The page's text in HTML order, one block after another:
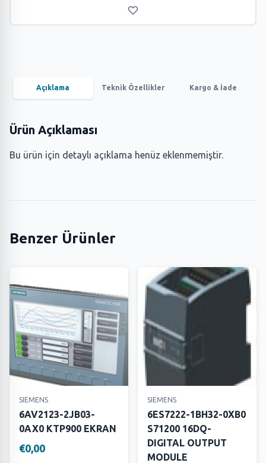
Açıklama Teknik Özellikler Kargo & İade
Ürün Açıklaması
Bu ürün için detaylı açıklama henüz eklenmemiştir.
Benzer Ürünler
SIEMENS
6AV2123-2JB03-
0AX0 KTP900 EKRAN
€0,00
SIEMENS
6ES7222-1BH32-0XB0
S71200 16DQ-
DIGITAL OUTPUT
MODULE